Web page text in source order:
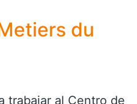
du
trabajar al Centro de